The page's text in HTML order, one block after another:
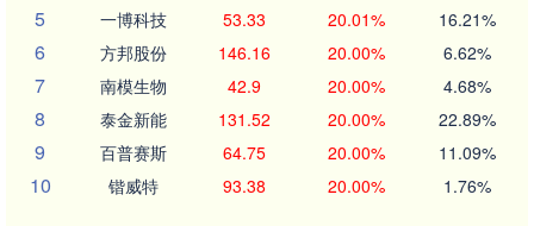
5 一博科技 53.33 20.01% 16.21%
6 方邦股份 146.16 20.00% 6.62%
7 南模生物 42.9 20.00% 4.68%
8 泰金新能 131.52 20.00% 22.89%
9 百普赛斯 64.75 20.00% 11.09%
10 锴威特 93.38 20.00% 1.76%